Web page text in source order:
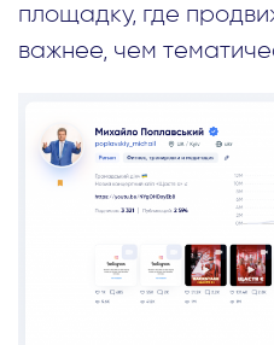
площадку, где
важнее, чем